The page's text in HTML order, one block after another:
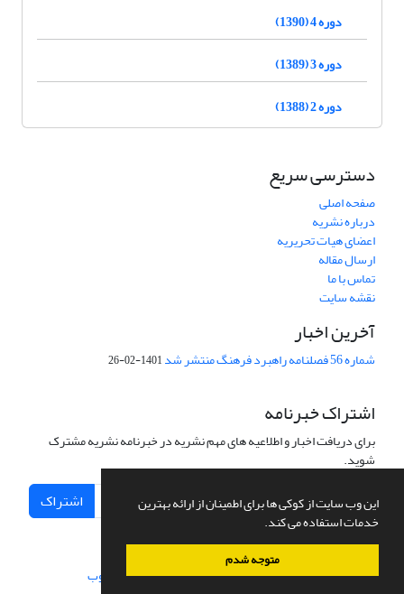
این وب سایت از کوکی ها برای اطمینان از ارائه بهترین
خدمات استفاده می کند.
متوجه شدم
دوره 4 (1390)
دوره 3 (1389)
دوره 2 (1388)
دسترسی سریع
صفحه اصلی
درباره نشریه
اعضای هیات تحریریه
ارسال مقاله
تماس با ما
نقشه سایت
آخرین اخبار
شماره 56 فصلنامه راهبرد فرهنگ منتشر شد 1401-02-26
اشتراک خبرنامه
برای دریافت اخبار و اطلاعیه های مهم نشریه در خبرنامه نشریه مشترک
شوید.
اشتراک
سامانه مدیریت نشریات علمی.طراحی و پیاده سازی از سیناوب